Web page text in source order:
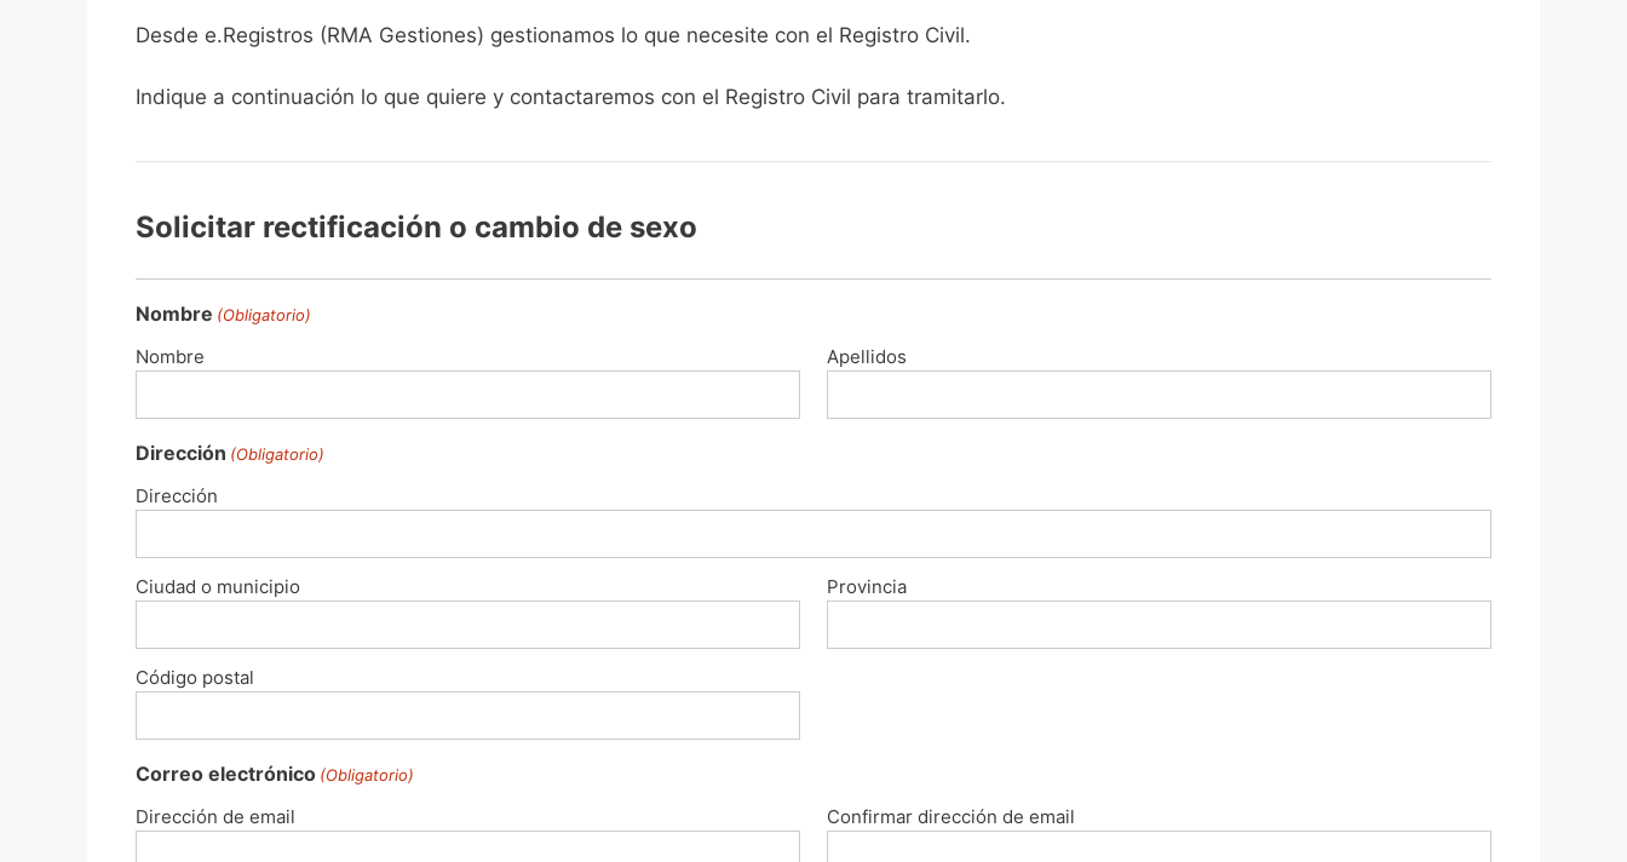
Desde e.Registros (RMA Gestiones) gestionamos lo que necesite con el Registro Civil.
Indique a continuación lo que quiere y contactaremos con el Registro Civil para tramitarlo.
Solicitar rectificación o cambio de sexo
Nombre (Obligatorio)
Nombre Apellidos
Dirección (Obligatorio)
Dirección
Ciudad o municipio Provincia
Código postal
Correo electrónico (Obligatorio)
Dirección de email Confirmar dirección de email